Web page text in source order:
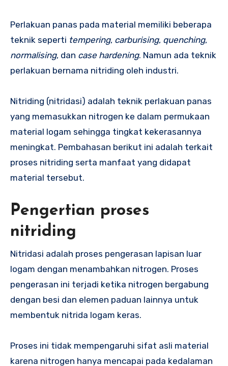
Perlakuan panas pada material memiliki beberapa
teknik seperti tempering, carburising, quenching,
normalising, dan case hardening. Namun ada teknik
perlakuan bernama nitriding oleh industri.
Nitriding (nitridasi) adalah teknik perlakuan panas
yang memasukkan nitrogen ke dalam permukaan
material logam sehingga tingkat kekerasannya
meningkat. Pembahasan berikut ini adalah terkait
proses nitriding serta manfaat yang didapat
material tersebut.
Pengertian proses
nitriding
Nitridasi adalah proses pengerasan lapisan luar
logam dengan menambahkan nitrogen. Proses
pengerasan ini terjadi ketika nitrogen bergabung
dengan besi dan elemen paduan lainnya untuk
membentuk nitrida logam keras.
Proses ini tidak mempengaruhi sifat asli material
karena nitrogen hanya mencapai pada kedalaman